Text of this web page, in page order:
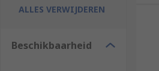
ALLES VERWIJDEREN
Beschikbaarheid